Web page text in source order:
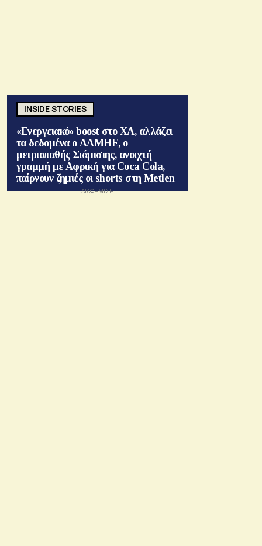
INSIDE STORIES
«Ενεργειακό» boost στο ΧΑ, αλλάζει
τα δεδομένα ο ΑΔΜΗΕ, ο
μετριοπαθής Σιάμισιης, ανοιχτή
γραμμή με Αφρική για Coca Cola,
παίρνουν ζημιές οι shorts στη Metlen